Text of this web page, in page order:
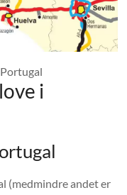
i
(medmindre andet er